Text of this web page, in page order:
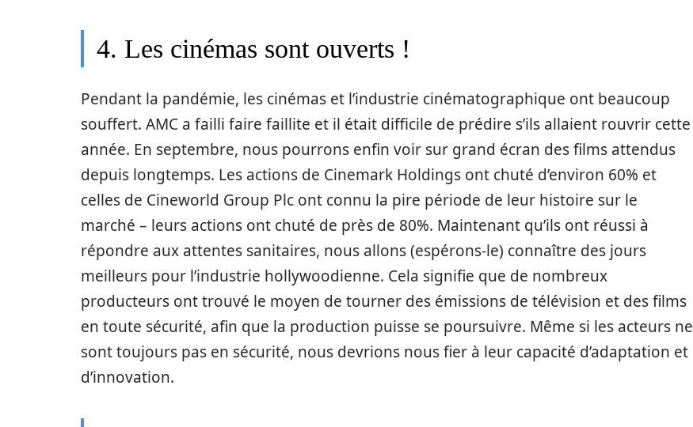
4. Les cinémas sont ouverts !
Pendant la pandémie, les cinémas et l’industrie cinématographique ont beaucoup
souffert. AMC a failli faire faillite et il était difficile de prédire s’ils allaient rouvrir cette
année. En septembre, nous pourrons enfin voir sur grand écran des films attendus
depuis longtemps. Les actions de Cinemark Holdings ont chuté d’environ 60% et
celles de Cineworld Group Plc ont connu la pire période de leur histoire sur le
marché – leurs actions ont chuté de près de 80%. Maintenant qu’ils ont réussi à
répondre aux attentes sanitaires, nous allons (espérons-le) connaître des jours
meilleurs pour l’industrie hollywoodienne. Cela signifie que de nombreux
producteurs ont trouvé le moyen de tourner des émissions de télévision et des films
en toute sécurité, afin que la production puisse se poursuivre. Même si les acteurs ne
sont toujours pas en sécurité, nous devrions nous fier à leur capacité d’adaptation et
d’innovation.